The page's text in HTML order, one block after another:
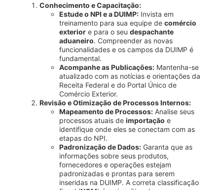
Conhecimento e Capacitação:
Estude o NPI e a DUIMP: Invista em
treinamento para sua equipe decomércio
exterior e para o seudespachante
aduaneiro. Compreender as novas
funcionalidades e os campos da DUIMP é
fundamental.
Acompanhe as Publicações: Mantenha-se
atualizado com as notícias e orientações da
Receita Federal e do Portal Único de
Comércio Exterior.
Revisão e Otimização de Processos Internos:
Mapeamento de Processos: Analise seus
processos atuais deimportação e
identifique onde eles se conectam com as
etapas do NPI.
Padronização de Dados: Garanta que as
informações sobre seus produtos,
fornecedores e operações estejam
padronizadas e prontas para serem
inseridas na DUIMP. A correta classificação